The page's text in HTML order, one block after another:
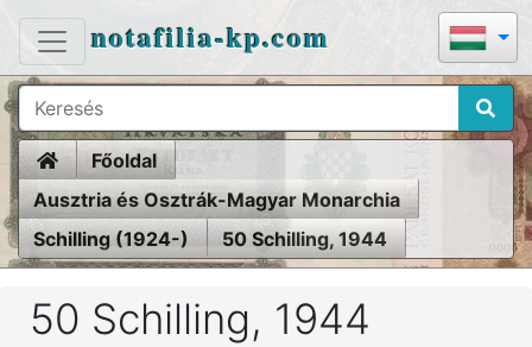
notafilia-kp.com
HomeFőoldal
Ausztria és Osztrák-Magyar Monarchia
Schilling (1924-)
50 Schilling, 1944
50 Schilling, 1944